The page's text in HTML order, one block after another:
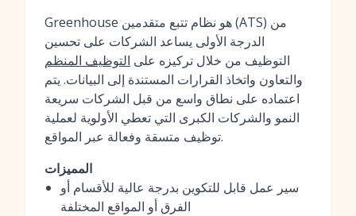
Greenhouse هو نظام تتبع متقدمين (ATS) من
الدرجة الأولى يساعد الشركات على تحسين
التوظيف من خلال تركيزه على التوظيف المنظم
والتعاون واتخاذ القرارات المستندة إلى البيانات. يتم
اعتماده على نطاق واسع من قبل الشركات سريعة
النمو والشركات الكبرى التي تعطي الأولوية لعملية
توظيف متسقة وفعالة عبر المواقع.
المميزات
سير عمل قابل للتكوين بدرجة عالية للأقسام أو
الفرق أو المواقع المختلفة